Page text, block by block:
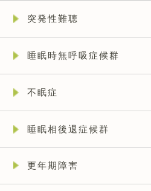
突発性難聴
睡眠時無呼吸症候群
不眠症
睡眠相後退症候群
更年期障害